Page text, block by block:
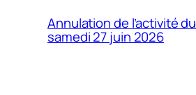
Annulation de l’activité du
samedi 27 juin 2026